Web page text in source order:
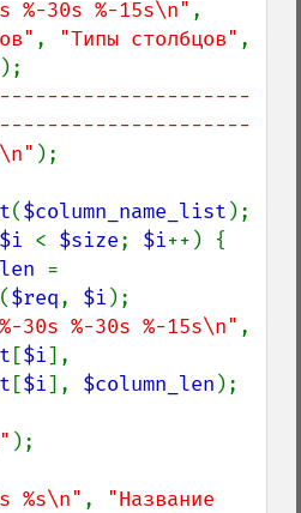
%-30s %-15s\n"
, "Типы столбцов"
);
);
($column_name_list );
$i < $size; $i++) {
($req, $i );
30s %-30s %-15s\n"
[$i
[$i], $column_len );
);
%s\n" , "Название